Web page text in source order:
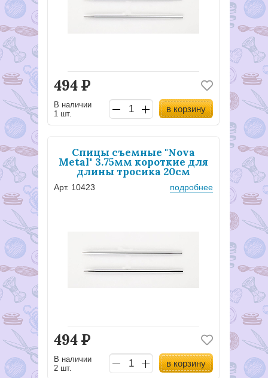
494Р
В наличии
1 шт.
в корзину
Спицы съемные "Nova
Metal" 3.75мм короткие для
длины тросика 20см
Арт. 10423 подробнее
494Р
В наличии
2 шт.
в корзину